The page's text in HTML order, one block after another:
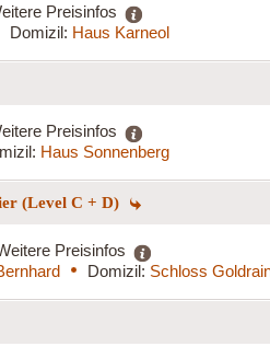
Preisinfos
Domizil: Haus Karneol
Preisinfos
Haus Sonnenberg
(Level C + D)
Preisinfos
Domizil: Schloss